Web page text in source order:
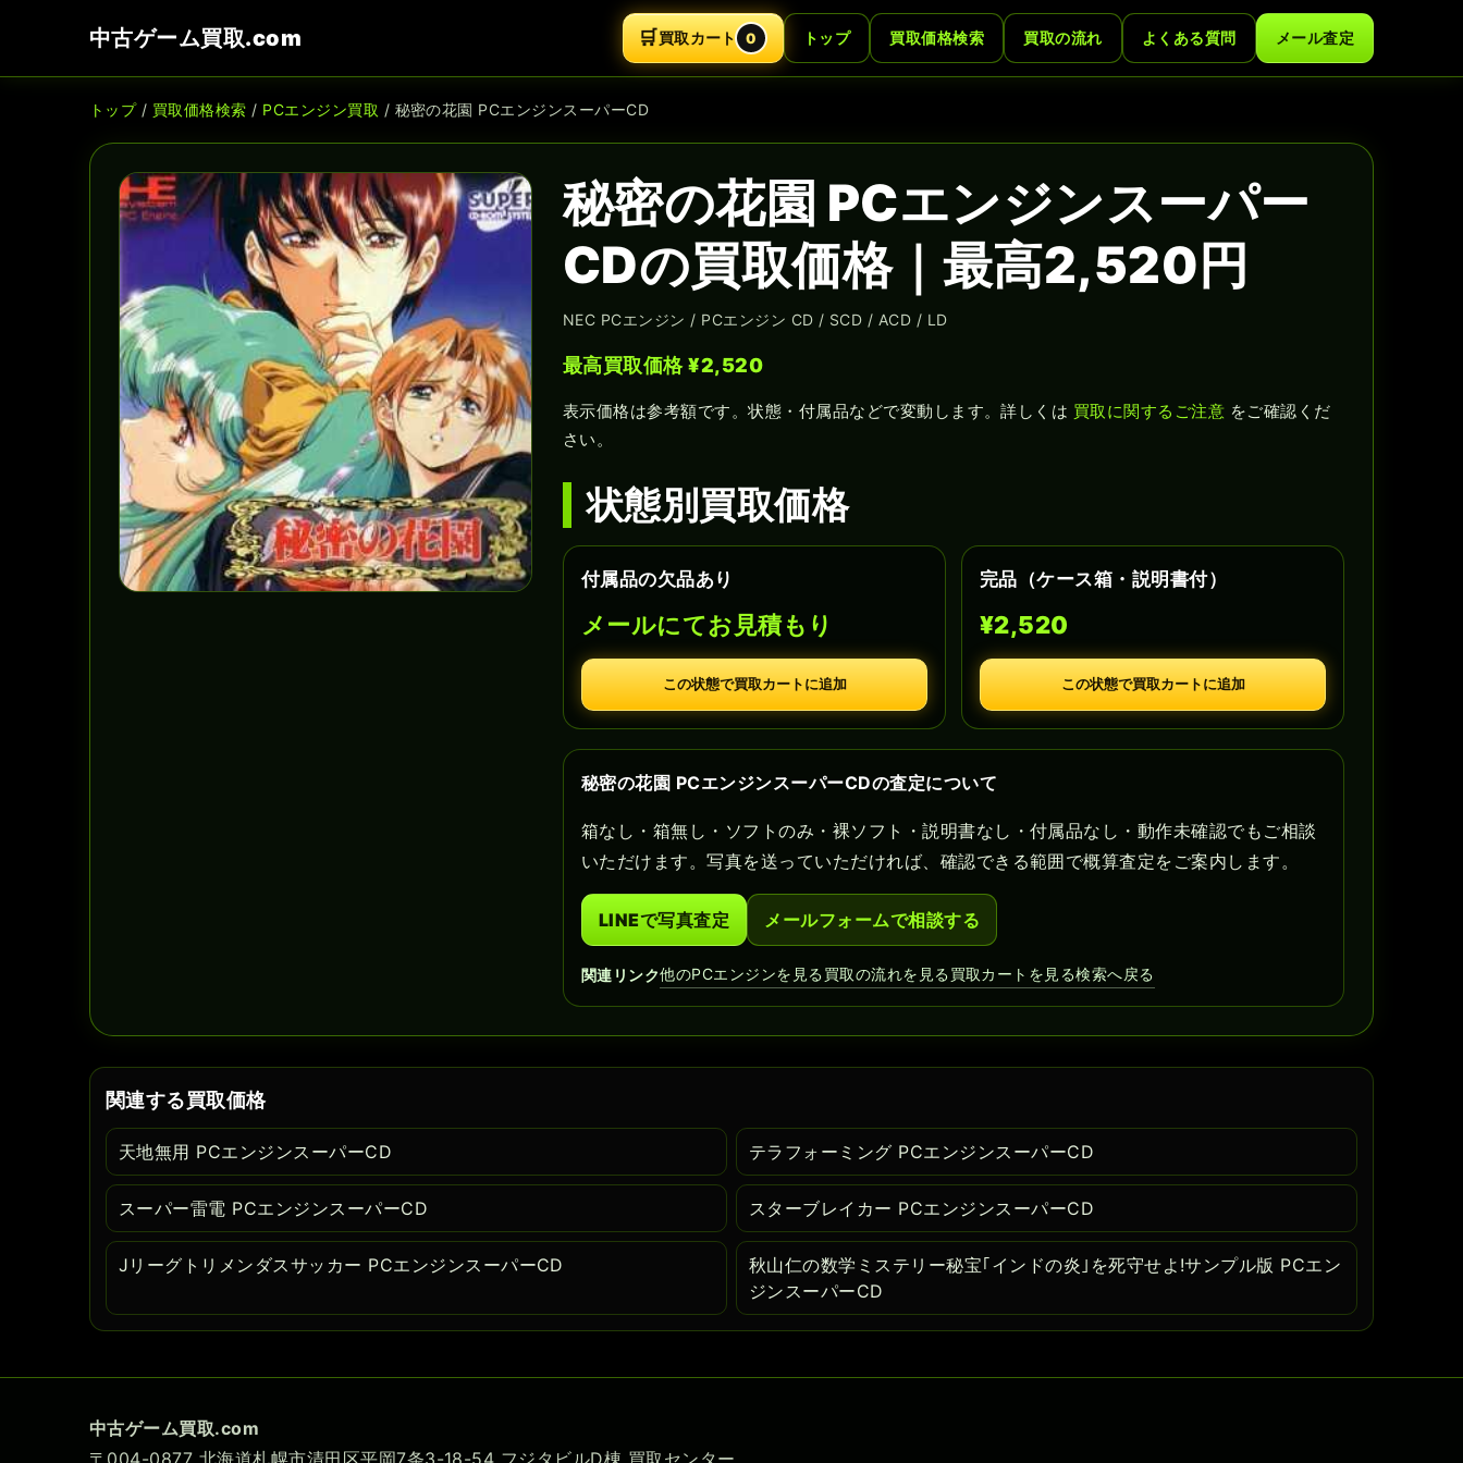
中古ゲーム買取.com 🛒買取カート 0 トップ 買取価格検索 買取の流れ よくある質問 メール査定
トップ/ 買取価格検索 / PCエンジン買取 / 秘密の花園 PCエンジンスーパーCD
秘密の花園 PCエンジンスーパー
CDの買取価格｜最高2,520円
NEC PCエンジン / PCエンジン CD / SCD / ACD / LD
最高買取価格 ¥2,520
表示価格は参考額です。状態・付属品などで変動します。詳しくは 買取に関するご注意 をご確認くだ
さい。
状態別買取価格
付属品の欠品あり
メールにてお見積もり
この状態で買取カートに追加
完品（ケース箱・説明書付）
¥2,520
この状態で買取カートに追加
秘密の花園 PCエンジンスーパーCDの査定について
箱なし・箱無し・ソフトのみ・裸ソフト・説明書なし・付属品なし・動作未確認でもご相談
いただけます。写真を送っていただければ、確認できる範囲で概算査定をご案内します。
LINEで写真査定 メールフォームで相談する
関連リンク他のPCエンジンを見る買取の流れを見る買取カートを見る検索へ戻る
関連する買取価格
天地無用 PCエンジンスーパーCD テラフォーミング PCエンジンスーパーCD
スーパー雷電 PCエンジンスーパーCD スターブレイカー PCエンジンスーパーCD
Jリーグトリメンダスサッカー PCエンジンスーパーCD
秋山仁の数学ミステリー秘宝｢インドの炎｣を死守せよ!サンプル版 PCエン
ジンスーパーCD
中古ゲーム買取.com
〒004-0877 北海道札幌市清田区平岡7条3-18-54 フジタビルD棟 買取センター